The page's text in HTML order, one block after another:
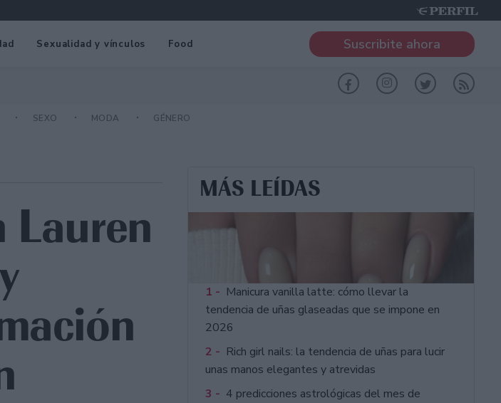
Sexualidad y vínculos Food Suscribite ahora
SEXO MODA GÉNERO
Lauren
MÁS LEÍDAS
1 - Manicura vanilla latte: cómo llevar la
tendencia de uñas glaseadas que se impone en
2026
2 - Rich girl nails: la tendencia de uñas para lucir
unas manos elegantes y atrevidas
3 - 4 predicciones astrológicas del mes de